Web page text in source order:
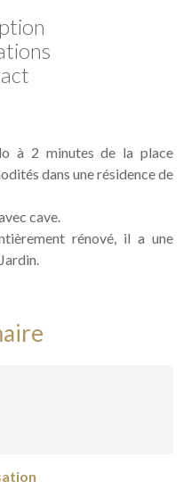
à 2 minutes de la place
dans une résidence de
cave.
rénové, il a une